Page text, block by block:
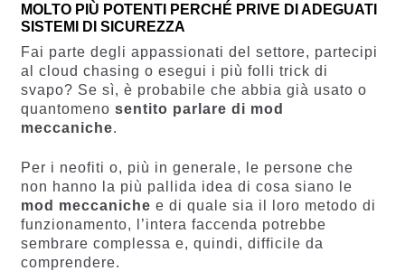
MOLTO PIÙ POTENTI PERCHÉ PRIVE DI ADEGUATI
SISTEMI DI SICUREZZA
Fai parte degli appassionati del settore, partecipi
al cloud chasing o esegui i più folli trick di
svapo? Se sì, è probabile che abbia già usato o
quantomeno sentito parlare di mod
meccaniche.
Per i neofiti o, più in generale, le persone che
non hanno la più pallida idea di cosa siano le
mod meccaniche e di quale sia il loro metodo di
funzionamento, l’intera faccenda potrebbe
sembrare complessa e, quindi, difficile da
comprendere.